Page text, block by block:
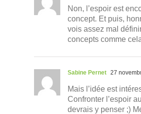
Non, l’espoir est
concept. Et puis,
vois assez mal
concepts comme
Sabine Pernet 27
Mais l’idée est
Confronter l’espoir
devrais y penser ;)